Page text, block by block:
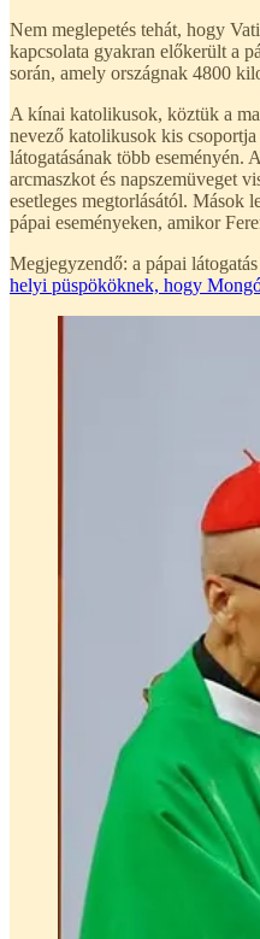
Nem meglepetés tehát, hogy
kapcsolata gyakran előkerült a
során, amely országnak 4800
A kínai katolikusok, köztük a
nevező katolikusok kis csoportja
látogatásának több eseményén.
arcmaszkot és napszemüveget
esetleges megtorlásától. Mások
pápai eseményeken, amikor
Megjegyzendő: a pápai
helyi püspököknek, hogy